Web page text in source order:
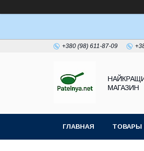
+380 (98) 611-87-09
МАГАЗИН
ГЛАВНАЯ ТОВАРЫ